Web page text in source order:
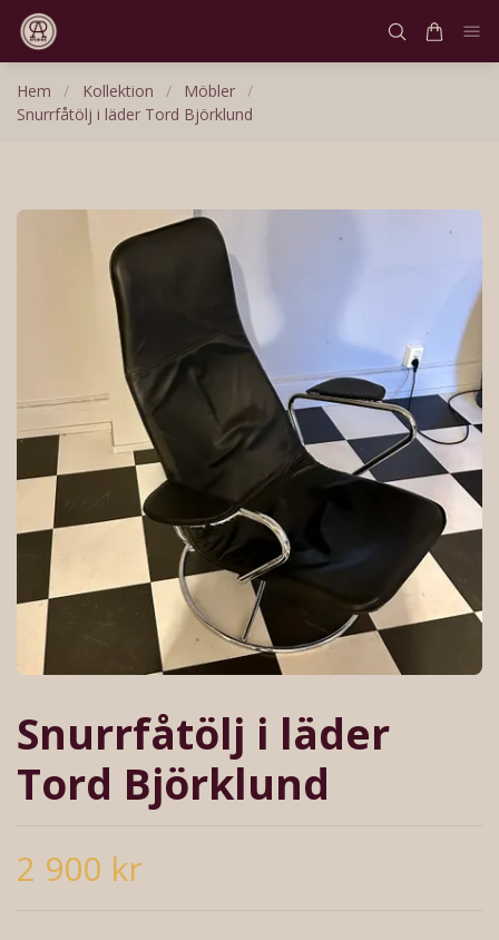
Hem / Kollektion / Möbler /
Snurrfåtölj i läder Tord Björklund
Snurrfåtölj i läder
Tord Björklund
2 900 kr